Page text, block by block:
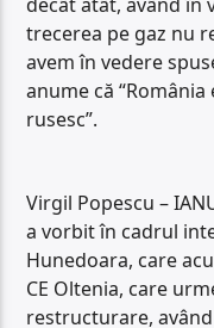
trecerea pe gaz nu
avem în vedere
anume că
rusesc”.
Virgil Popescu –
a vorbit în cadrul
Hunedoara, care
CE Oltenia, care
restructurare,